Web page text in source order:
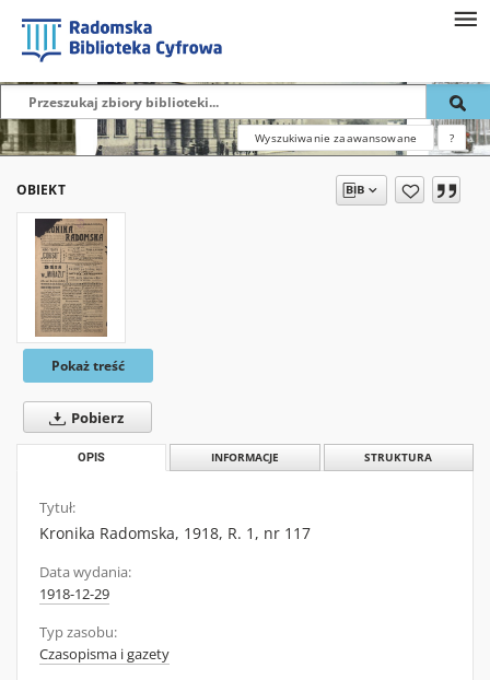
Wyszukiwanie zaawansowane ?
OBIEKT
Pokaż treść
Pobierz
OPIS INFORMACJE STRUKTURA
Tytuł:
Kronika Radomska, 1918, R. 1, nr 117
Data wydania:
1918-12-29
Typ zasobu:
Czasopisma i gazety